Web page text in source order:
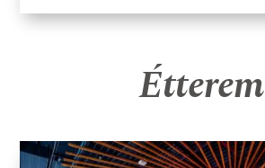
Étterem